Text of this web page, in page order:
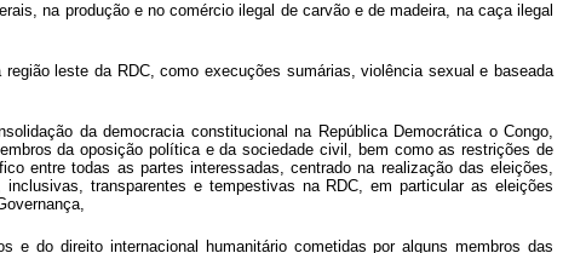
na produção e no comércio ilegal de carvão e de madeira, na caça ilegal
leste da RDC, como execuções sumárias, violência sexual e baseada
da democracia constitucional na República Democrática o Congo,
da oposição política e da sociedade civil, bem como as restrições de
entre todas as partes interessadas, centrado na realização das eleições,
transparentes e tempestivas na RDC, em particular as eleições
e do direito internacional humanitário cometidas por alguns membros das